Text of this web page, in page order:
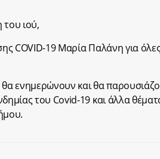
ιού,
COVID-19 Μαρία Παλάνη για όλες
ενημερώνουν και θα
του Covid-19 και άλλα